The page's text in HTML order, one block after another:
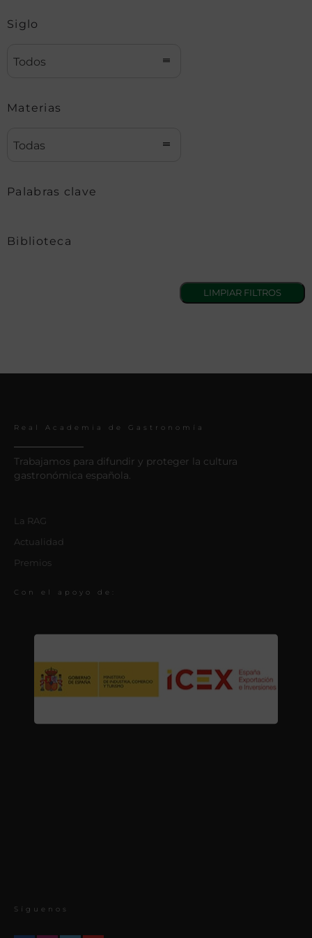
Siglo
Todos
Materias
Todas
Palabras clave
Biblioteca
Real Academia de Gastronomía
Trabajamos para difundir y proteger la cultura
gastronómica española.
La RAG
Actualidad
Premios
Con el apoyo de:
Síguenos